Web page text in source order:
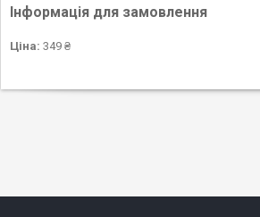
Інформація для замовлення
Ціна: 349 ₴